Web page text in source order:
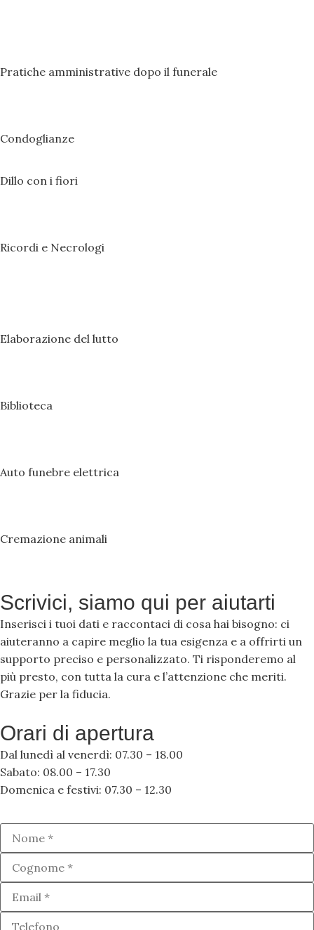
Pratiche amministrative dopo il funerale
Condoglianze
Dillo con i fiori
Ricordi e Necrologi
Elaborazione del lutto
Biblioteca
Auto funebre elettrica
Cremazione animali
Scrivici, siamo qui per aiutarti
Inserisci i tuoi dati e raccontaci di cosa hai bisogno: ci
aiuteranno a capire meglio la tua esigenza e a offrirti un
supporto preciso e personalizzato. Ti risponderemo al
più presto, con tutta la cura e l’attenzione che meriti.
Grazie per la fiducia.
Orari di apertura
Dal lunedì al venerdì: 07.30 – 18.00
Sabato: 08.00 – 17.30
Domenica e festivi: 07.30 – 12.30